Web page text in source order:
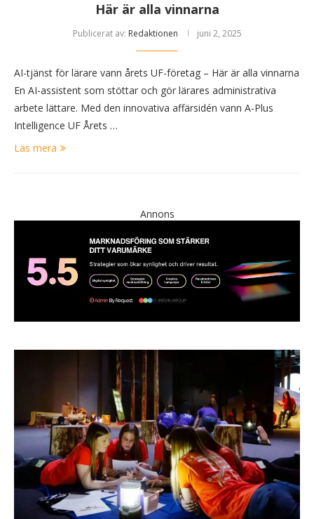
Här är alla vinnarna
Publicerat av: Redaktionen juni 2, 2025
AI-tjänst för lärare vann årets UF-företag – Här är alla vinnarna
En AI-assistent som stöttar och gör lärares administrativa
arbete lättare. Med den innovativa affärsidén vann A-Plus
Intelligence UF Årets …
Läs mera
Annons